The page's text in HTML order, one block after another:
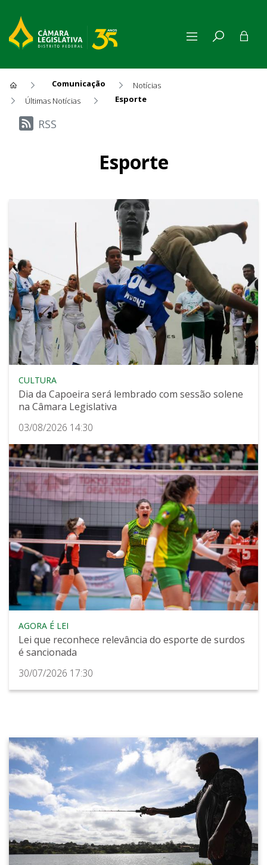
Comunicação
Notícias
Últimas Notícias
Esporte
Últimas Notícias
RSS
Esporte
CULTURA
Dia da Capoeira será lembrado com sessão solene
na Câmara Legislativa
03/08/2026 14:30
AGORA É LEI
Lei que reconhece relevância do esporte de surdos
é sancionada
30/07/2026 17:30